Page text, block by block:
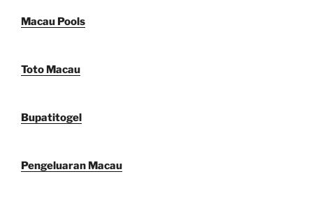
Macau Pools
Toto Macau
Bupatitogel
Pengeluaran Macau